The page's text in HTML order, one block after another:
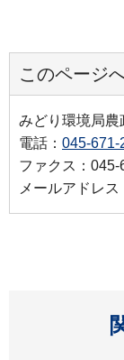
このページ
みどり環境局農
電話： 045-671-
ファクス：045-
メールアドレス